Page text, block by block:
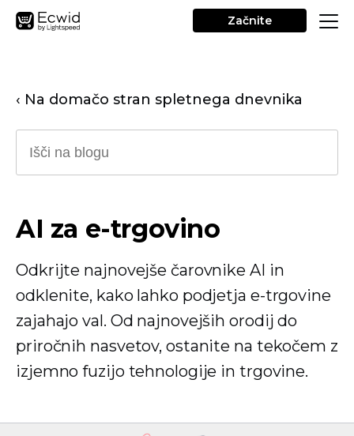
Začnite
‹ Na domačo stran spletnega dnevnika
AI za e-trgovino
Odkrijte najnovejše čarovnike AI in
odklenite, kako lahko podjetja e-trgovine
zajahajo val. Od najnovejših orodij do
priročnih nasvetov, ostanite na tekočem z
izjemno fuzijo tehnologije in trgovine.